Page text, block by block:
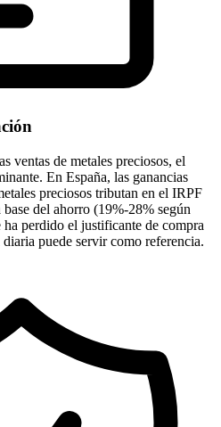
ventas de metales preciosos, el
En España, las ganancias
preciosos tributan en el IRPF
del ahorro (19%-28% según
perdido el justificante de compra
puede servir como referencia.